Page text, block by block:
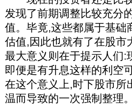
发现了前期调整比较充分
值。毕竟,这些都属于基础
估值,因此也就有了在股市
最大意义则在于提示人们:
即便是有升息这样的利空
在这个意义上,时下股市所
温而导致的一次强制整理